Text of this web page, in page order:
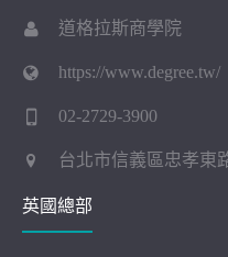
道格拉斯商學院
https://www.degree.tw/
02-2729-3900
台北市信義區忠孝東
英國總部